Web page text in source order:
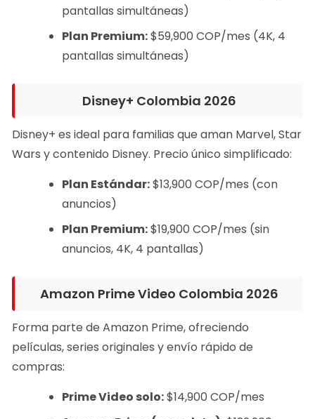
pantallas simultáneas)
Plan Premium:$59,900 COP/mes (4K, 4
pantallas simultáneas)
Disney+ Colombia 2026
Disney+ es ideal para familias que aman Marvel, Star
Wars y contenido Disney. Precio único simplificado:
Plan Estándar:$13,900 COP/mes (con
anuncios)
Plan Premium:$19,900 COP/mes (sin
anuncios, 4K, 4 pantallas)
Amazon Prime Video Colombia 2026
Forma parte de Amazon Prime, ofreciendo
películas, series originales y envío rápido de
compras:
Prime Video solo:$14,900 COP/mes